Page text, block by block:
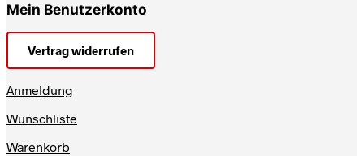
Mein Benutzerkonto
Vertrag widerrufen
Anmeldung
Wunschliste
Warenkorb